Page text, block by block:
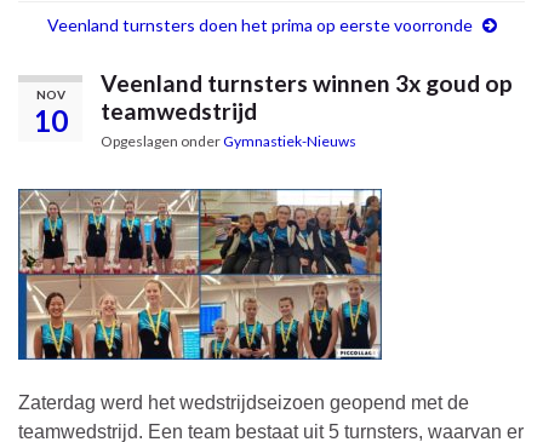
Veenland turnsters doen het prima op eerste voorronde
NOV
10
Veenland turnsters winnen 3x goud op
teamwedstrijd
Opgeslagen onderGymnastiek-Nieuws
Zaterdag werd het wedstrijdseizoen geopend met de
teamwedstrijd. Een team bestaat uit 5 turnsters, waarvan er